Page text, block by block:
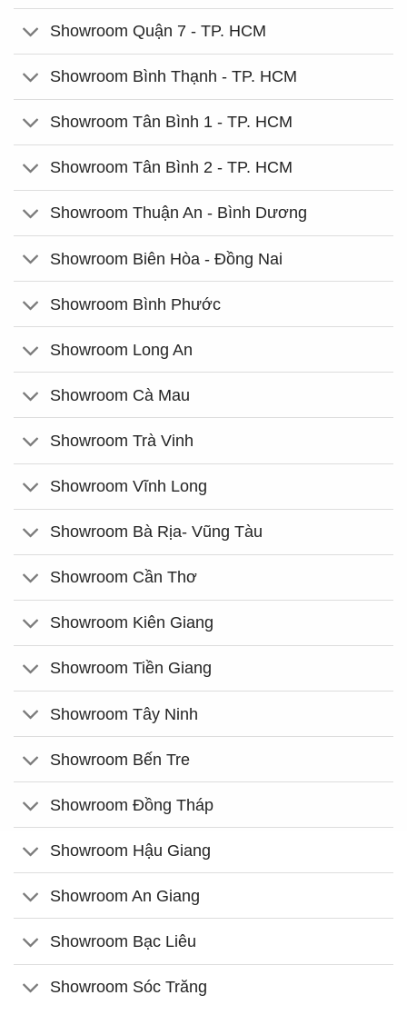
Showroom Quận 7 - TP. HCM
Showroom Bình Thạnh - TP. HCM
Showroom Tân Bình 1 - TP. HCM
Showroom Tân Bình 2 - TP. HCM
Showroom Thuận An - Bình Dương
Showroom Biên Hòa - Đồng Nai
Showroom Bình Phước
Showroom Long An
Showroom Cà Mau
Showroom Trà Vinh
Showroom Vĩnh Long
Showroom Bà Rịa- Vũng Tàu
Showroom Cần Thơ
Showroom Kiên Giang
Showroom Tiền Giang
Showroom Tây Ninh
Showroom Bến Tre
Showroom Đồng Tháp
Showroom Hậu Giang
Showroom An Giang
Showroom Bạc Liêu
Showroom Sóc Trăng